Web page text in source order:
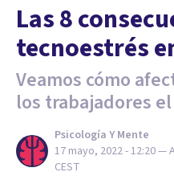
Las 8
tecnoestrés
Veamos cómo
los trabajadores
Psicología Y Mente
17 mayo, 2022 - 12:20—
CEST